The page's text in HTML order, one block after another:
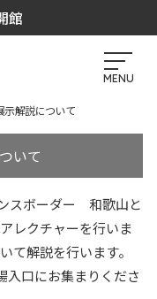
館
MENU
示解説について
いて
スボーダー 和歌山と
レクチャーを行いま
て解説を行います。
入口にお集まりくださ